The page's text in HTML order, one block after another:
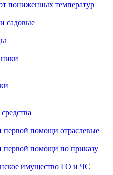
пониженных температур
садовые
первой помощи отраслевые
первой помощи по приказу
имущество ГО и ЧС